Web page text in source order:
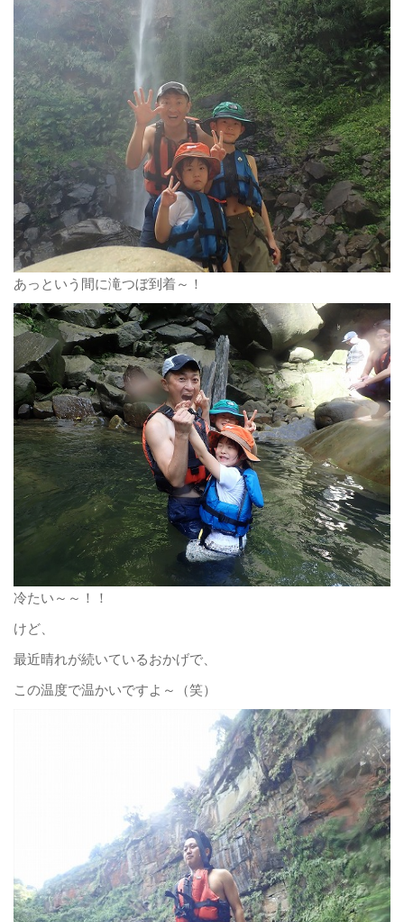
あっという間に滝つぼ到着～！
冷たい～～！！
けど、
最近晴れが続いているおかげで、
この温度で温かいですよ～（笑）